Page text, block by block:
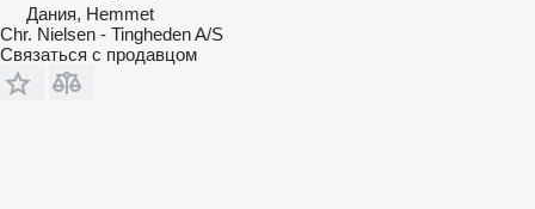
Дания, Hemmet
Chr. Nielsen - Tingheden A/S
Связаться с продавцом